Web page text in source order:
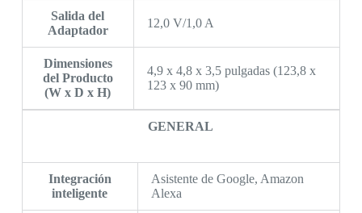
Salida del
Adaptador
12,0 V/1,0 A
Dimensiones
del Producto
(W x D x H)
4,9 x 4,8 x 3,5 pulgadas (123,8 x
123 x 90 mm)
GENERAL
Integración
inteligente
Asistente de Google, Amazon
Alexa